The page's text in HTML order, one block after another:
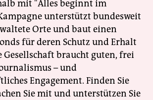
mit "Alles beginnt im
unterstützt bundesweit
Orte und baut einen
für deren Schutz und Erhalt
Gesellschaft braucht guten, frei
– und
Engagement. Finden Sie
Sie mit und unterstützen Sie